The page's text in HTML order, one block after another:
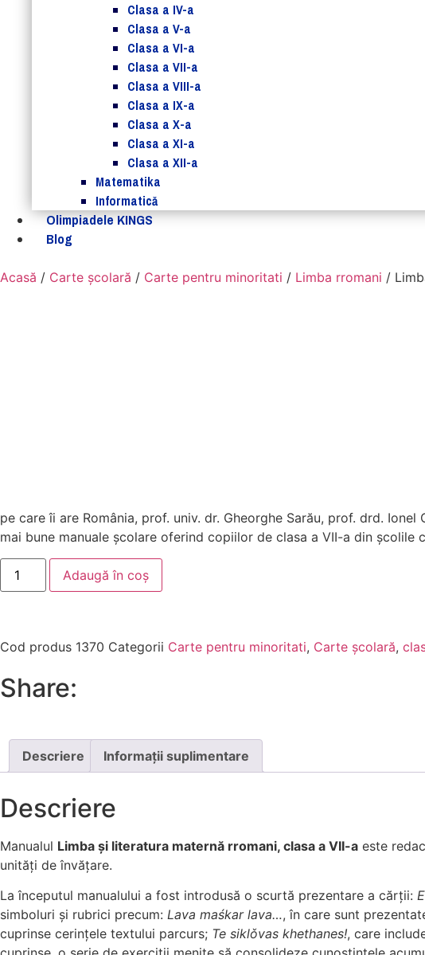
Clasa a IV-a
Clasa a V-a
Clasa a VI-a
Clasa a VII-a
Clasa a VIII-a
Clasa a IX-a
Clasa a X-a
Clasa a XI-a
Clasa a XII-a
Matematika
Informatică
Olimpiadele KINGS
Blog
Acasă / Carte școlară / Carte pentru minoritati / Limba rromani /
pe care îi are România, prof. univ. dr. Gheorghe Sarău, prof. drd.
mai bune manuale școlare oferind copiilor de clasa a VII-a din
Adaugă în coș
Cod produs 1370 Categorii Carte pentru minoritati, Carte școlară,
Share:
Descriere Informații suplimentare
Descriere
Manualul Limba și literatura maternă rromani, clasa a VII-a este
unități de învățare.
La începutul manualului a fost introdusă o scurtă prezentare a cărții:
simboluri și rubrici precum: Lava maśkar lava…, în care sunt
cuprinse cerințele textului parcurs; Te siklǒvas khethanes!, care